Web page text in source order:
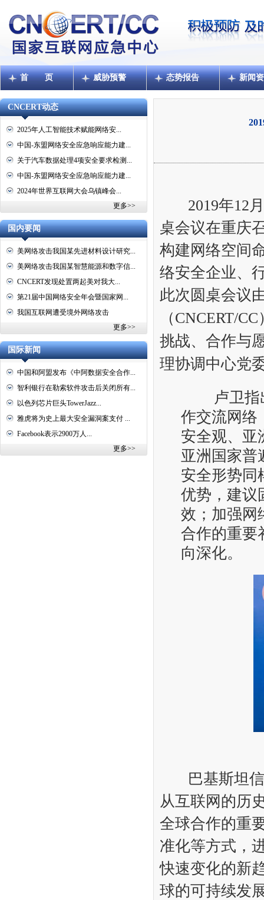
首 页 威胁预警 态势报告 新闻
CNCERT动态
2025年人工智能技术赋能网络安...
中国-东盟网络安全应急响应能力建...
关于汽车数据处理4项安全要求检测...
中国-东盟网络安全应急响应能力建...
2024年世界互联网大会乌镇峰会...
更多>>
国内要闻
美网络攻击我国某先进材料设计研究...
美网络攻击我国某智慧能源和数字信...
CNCERT发现处置两起美对我大...
第21届中国网络安全年会暨国家网...
我国互联网遭受境外网络攻击
更多>>
国际新闻
中国和阿盟发布《中阿数据安全合作...
智利银行在勒索软件攻击后关闭所有...
以色列芯片巨头TowerJazz...
雅虎将为史上最大安全漏洞案支付 ...
Facebook表示2900万人...
更多>>
2019年12
桌会议在重庆
构建网络空间
络安全企业、
此次圆桌会议
（CNCERT/
挑战、合作与
理协调中心党
卢卫指出
作交流网络
安全观、亚
亚洲国家普
安全形势同
优势，建议
效；加强网
合作的重要
向深化。
巴基斯坦
从互联网的历
全球合作的重
准化等方式，
快速变化的新
球的可持续发